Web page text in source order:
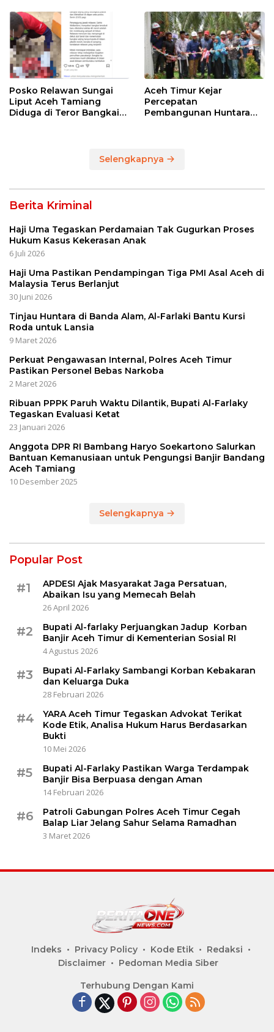
Posko Relawan Sungai
Liput Aceh Tamiang
Diduga di Teror Bangkai
Aceh Timur Kejar
Percepatan
Pembangunan Huntara
Selengkapnya
Berita Kriminal
Haji Uma Tegaskan Perdamaian Tak Gugurkan Proses
Hukum Kasus Kekerasan Anak
6 Juli 2026
Haji Uma Pastikan Pendampingan Tiga PMI Asal Aceh di
Malaysia Terus Berlanjut
30 Juni 2026
Tinjau Huntara di Banda Alam, Al-Farlaki Bantu Kursi
Roda untuk Lansia
9 Maret 2026
Perkuat Pengawasan Internal, Polres Aceh Timur
Pastikan Personel Bebas Narkoba
2 Maret 2026
Ribuan PPPK Paruh Waktu Dilantik, Bupati Al-Farlaky
Tegaskan Evaluasi Ketat
23 Januari 2026
Anggota DPR RI Bambang Haryo Soekartono Salurkan
Bantuan Kemanusiaan untuk Pengungsi Banjir Bandang
Aceh Tamiang
10 Desember 2025
Selengkapnya
Popular Post
#1
APDESI Ajak Masyarakat Jaga Persatuan,
Abaikan Isu yang Memecah Belah
26 April 2026
#2
Bupati Al-farlaky Perjuangkan Jadup Korban
Banjir Aceh Timur di Kementerian Sosial RI
4 Agustus 2026
#3
Bupati Al-Farlaky Sambangi Korban Kebakaran
dan Keluarga Duka
28 Februari 2026
#4
YARA Aceh Timur Tegaskan Advokat Terikat
Kode Etik, Analisa Hukum Harus Berdasarkan
Bukti
10 Mei 2026
#5
Bupati Al-Farlaky Pastikan Warga Terdampak
Banjir Bisa Berpuasa dengan Aman
14 Februari 2026
#6
Patroli Gabungan Polres Aceh Timur Cegah
Balap Liar Jelang Sahur Selama Ramadhan
3 Maret 2026
Indeks Privacy Policy Kode Etik
Redaksi
Disclaimer
Pedoman Media Siber
Terhubung Dengan Kami